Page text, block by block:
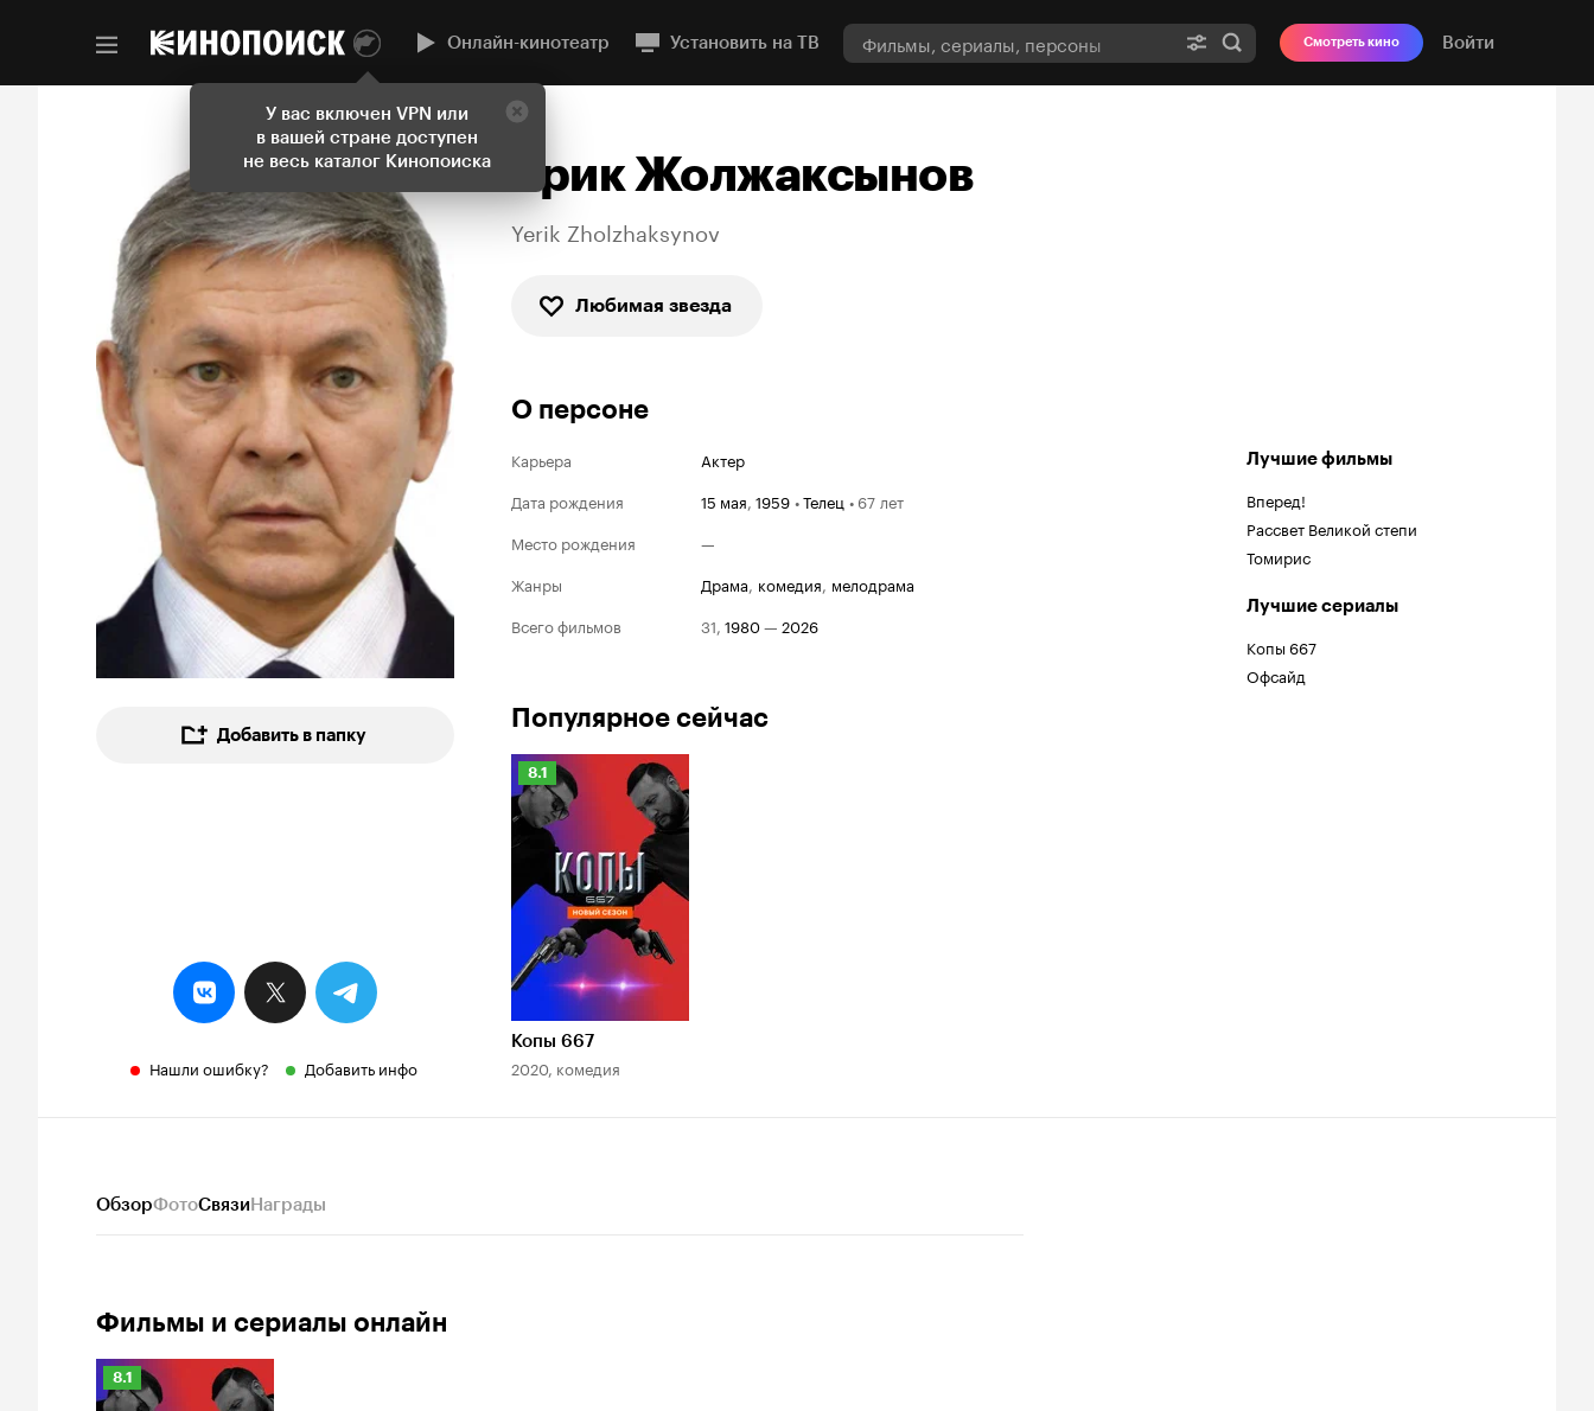
У вас включен VPN или
в вашей стране доступен
не весь каталог Кинопоиска
Онлайн-кинотеатр Установить на ТВ Смотреть кино Войти
Добавить в папку
Нашли ошибку? Добавить инфо
Ерик Жолжаксынов
Yerik Zholzhaksynov
Любимая звезда
О персоне
Карьера
Актер
Дата рождения
15 мая, 1959 •Телец • 67 лет
Место рождения
—
Жанры
драма, комедия, мелодрама
Всего фильмов
31, 1980— 2026
Лучшие фильмы
Вперед!
Рассвет Великой степи
Томирис
Лучшие сериалы
Копы 667
Офсайд
Популярное сейчас
Рейтинг
Кинопоиска
8.1
8.1
Копы 667
2020, комедия
ОбзорФотоСвязиНаграды
Фильмы и сериалы онлайн
Рейтинг
Кинопоиска
8.1